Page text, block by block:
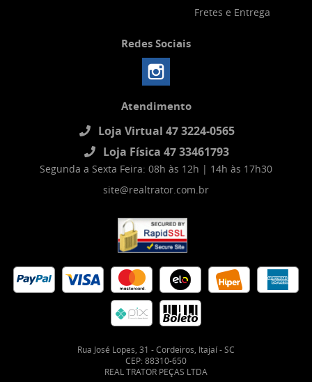
Fretes e Entrega
Redes Sociais
Atendimento
Loja Virtual 47 3224-0565
Loja Física 47 33461793
Segunda a Sexta Feira: 08h às 12h | 14h às 17h30
site@realtrator.com.br
Rua José Lopes, 31 -Cordeiros, Itajaí-SC
CEP: 88310-650
REAL TRATOR PEÇAS LTDA